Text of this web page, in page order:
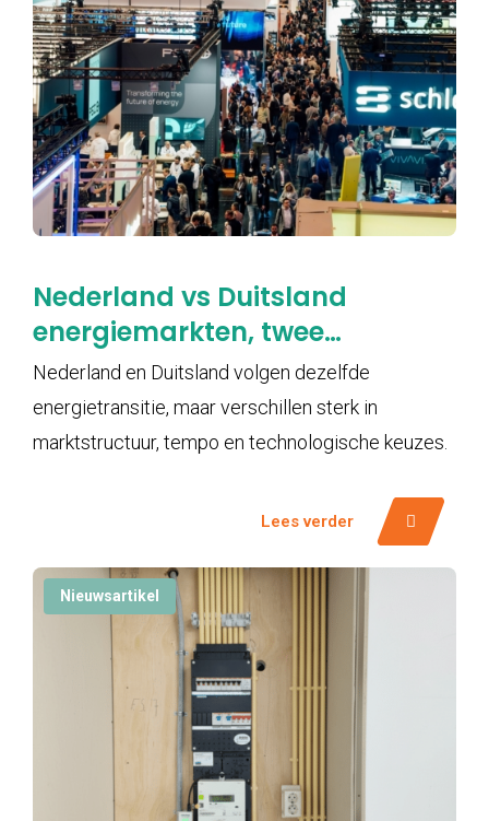
Nederland vs Duitsland
energiemarkten, twee
snelheden in de
energietransitie
Nederland en Duitsland volgen dezelfde
energietransitie, maar verschillen sterk in
marktstructuur, tempo en technologische keuzes.
Lees verder
Nieuwsartikel